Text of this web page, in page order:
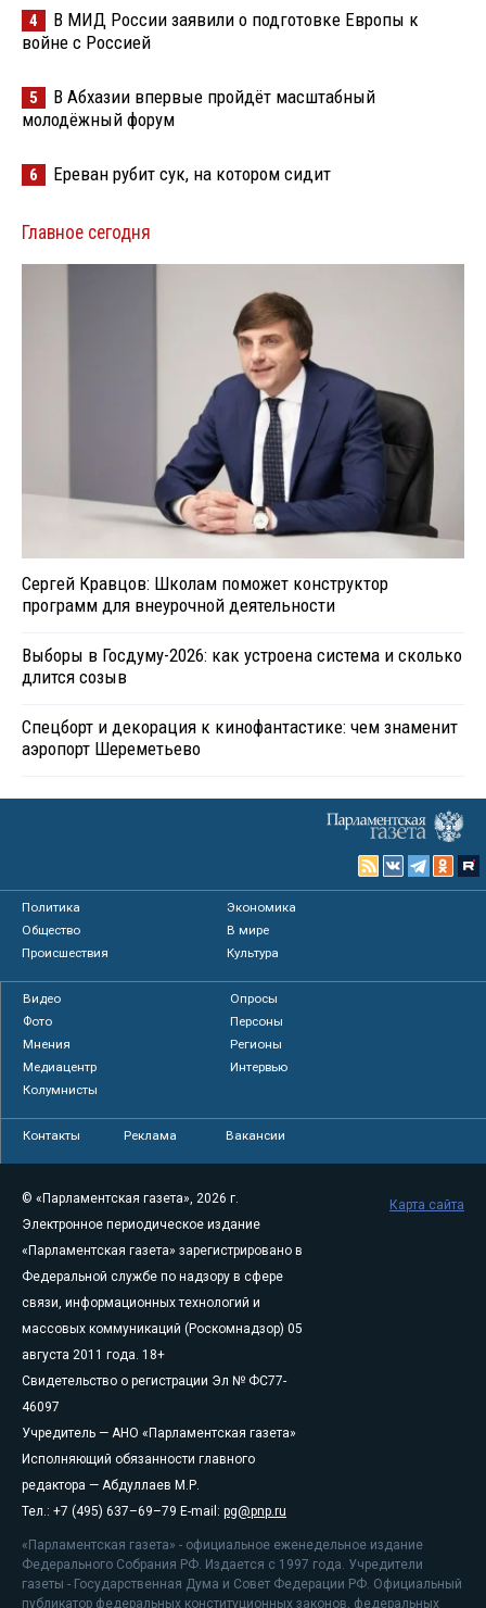
4
В МИД России заявили о подготовке Европы к
войне с Россией
5
В Абхазии впервые пройдёт масштабный
молодёжный форум
6 Ереван рубит сук, на котором сидит
Главное сегодня
Сергей Кравцов: Школам поможет конструктор
программ для внеурочной деятельности
Выборы в Госдуму-2026: как устроена система и сколько
длится созыв
Спецборт и декорация к кинофантастике: чем знаменит
аэропорт Шереметьево
Политика
Экономика
Общество
В мире
Происшествия
Культура
Видео
Опросы
Фото
Персоны
Мнения
Регионы
Медиацентр
Интервью
Колумнисты
Контакты Реклама Вакансии
© «Парламентская газета», 2026 г.
Электронное периодическое издание
«Парламентская газета» зарегистрировано в
Федеральной службе по надзору в сфере
связи, информационных технологий и
массовых коммуникаций (Роскомнадзор) 05
августа 2011 года. 18+
Свидетельство о регистрации Эл № ФС77-
46097
Учредитель — АНО «Парламентская газета»
Исполняющий обязанности главного
редактора — Абдуллаев М.Р.
Тел.: +7 (495) 637–69–79 E-mail: pg@pnp.ru
«Парламентская газета» - официальное еженедельное издание
Федерального Собрания РФ. Издается с 1997 года. Учредители
газеты - Государственная Дума и Совет Федерации РФ. Официальный
публикатор федеральных конституционных законов, федеральных
Карта сайта